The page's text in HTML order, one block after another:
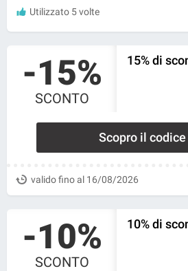
Utilizzato 5 volte
-15%
SCONTO
15% di
Scopro il codice
valido fino al 16/08/2026
-10%
SCONTO
10% di